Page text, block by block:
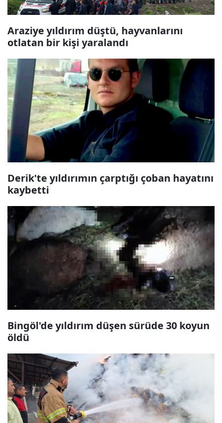
Araziye yıldırım düştü, hayvanlarını
otlatan bir kişi yaralandı
Derik'te yıldırımın çarptığı çoban hayatını
kaybetti
Bingöl'de yıldırım düşen sürüde 30 koyun
öldü